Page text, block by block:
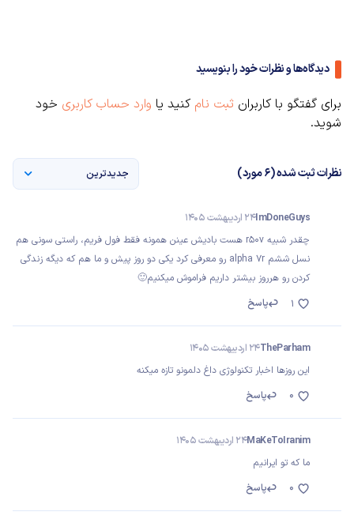
دیدگاه‌ها و نظرات خود را بنویسید
برای گفتگو با کاربران ثبت نام کنید یا وارد حساب کاربری خود
شوید.
نظرات ثبت شده (6 مورد) جدیدترین
ImDoneGuys24 اردیبهشت 1405
چقدر شبیه r50v هست بادیش عینن همونه فقط فول فریم، راستی سونی هم
نسل ششم alpha 7r رو معرفی کرد یکی دو روز پیش و ما هم که دیگه زندگی
کردن رو هرروز بیشتر داریم فراموش میکنیم🙂
پاسخ
1
TheParham24 اردیبهشت 1405
این روزها اخبار تکنولوژی داغ دلمونو تازه میکنه
پاسخ
0
MaKeToIranim24 اردیبهشت 1405
ما که تو ایرانیم
پاسخ
0